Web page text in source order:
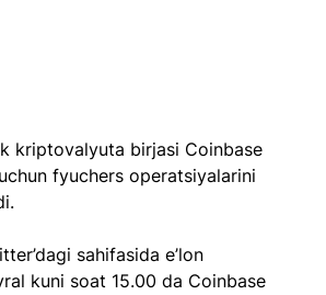
kriptovalyuta birjasi Coinbase
fyuchers operatsiyalarini
sahifasida e’lon
kuni soat 15.00 da Coinbase